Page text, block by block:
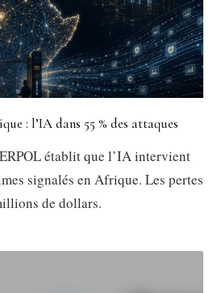
: l’IA dans 55 % des attaques
établit que l’IA intervient
signalés en Afrique. Les pertes
de dollars.